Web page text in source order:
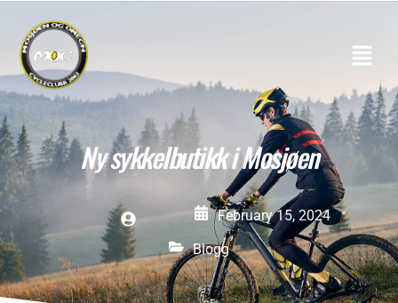
Ny sykkelbutikk i Mosjøen
February 15, 2024
Blogg